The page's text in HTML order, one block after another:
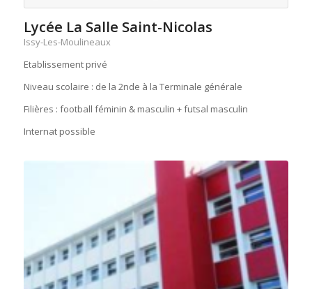
Lycée La Salle Saint-Nicolas
Issy-Les-Moulineaux
Etablissement privé
Niveau scolaire : de la 2nde à la Terminale générale
Filières : football féminin & masculin + futsal masculin
Internat possible